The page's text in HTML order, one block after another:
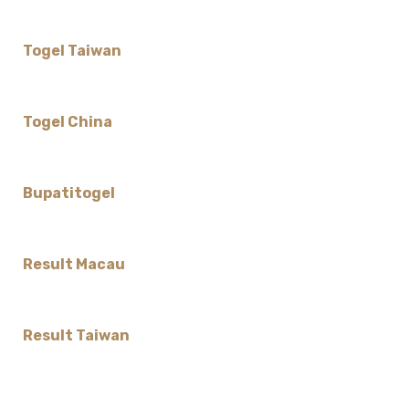
Togel Taiwan
Togel China
Bupatitogel
Result Macau
Result Taiwan